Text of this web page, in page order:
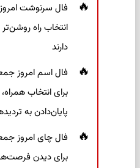
انتخاب راه
دارند
برای انتخاب
پایان‌دادن به
برای دیدن